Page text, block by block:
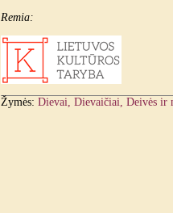
Remia:
Žymės: Dievai, Dievaičiai, Deivės ir